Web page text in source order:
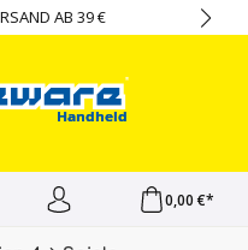
AB 39 €
0,00 €*